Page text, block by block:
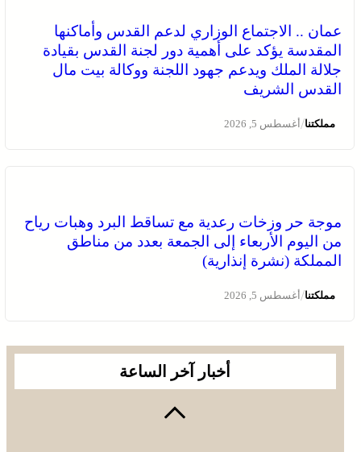
عمان .. الاجتماع الوزاري لدعم القدس وأماكنها
المقدسة يؤكد على أهمية دور لجنة القدس بقيادة
جلالة الملك ويدعم جهود اللجنة ووكالة بيت مال
القدس الشريف
مملكتنا/أغسطس 5, 2026
موجة حر وزخات رعدية مع تساقط البرد وهبات رياح
من اليوم الأربعاء إلى الجمعة بعدد من مناطق
المملكة (نشرة إنذارية)
مملكتنا/أغسطس 5, 2026
أخبار آخر الساعة